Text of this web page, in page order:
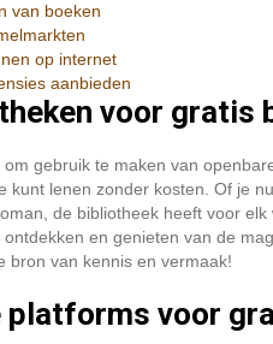
van boeken
op internet
aanbieden
voor gratis
gebruik te maken van
lenen zonder kosten. Of je
de bibliotheek heeft voor
en genieten van de
bron van kennis en vermaak!
platforms voor